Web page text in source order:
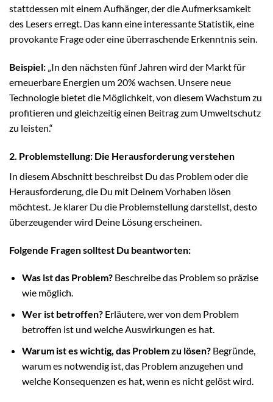
stattdessen mit einem Aufhänger, der die Aufmerksamkeit
des Lesers erregt. Das kann eine interessante Statistik, eine
provokante Frage oder eine überraschende Erkenntnis sein.
Beispiel: „In den nächsten fünf Jahren wird der Markt für
erneuerbare Energien um 20% wachsen. Unsere neue
Technologie bietet die Möglichkeit, von diesem Wachstum zu
profitieren und gleichzeitig einen Beitrag zum Umweltschutz
zu leisten.“
2. Problemstellung: Die Herausforderung verstehen
In diesem Abschnitt beschreibst Du das Problem oder die
Herausforderung, die Du mit Deinem Vorhaben lösen
möchtest. Je klarer Du die Problemstellung darstellst, desto
überzeugender wird Deine Lösung erscheinen.
Folgende Fragen solltest Du beantworten:
Was ist das Problem?Beschreibe das Problem so präzise
wie möglich.
Wer ist betroffen?Erläutere, wer von dem Problem
betroffen ist und welche Auswirkungen es hat.
Warum ist es wichtig, das Problem zu lösen?Begründe,
warum es notwendig ist, das Problem anzugehen und
welche Konsequenzen es hat, wenn es nicht gelöst wird.